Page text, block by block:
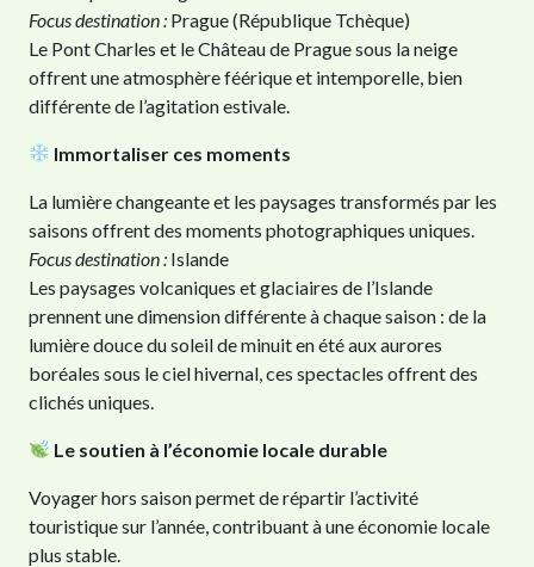
Focus destination : Prague (République Tchèque)
Le Pont Charles et le Château de Prague sous la neige
offrent une atmosphère féérique et intemporelle, bien
différente de l’agitation estivale.
Immortaliser ces moments
La lumière changeante et les paysages transformés par les
saisons offrent des moments photographiques uniques.
Focus destination : Islande
Les paysages volcaniques et glaciaires de l’Islande
prennent une dimension différente à chaque saison : de la
lumière douce du soleil de minuit en été aux aurores
boréales sous le ciel hivernal, ces spectacles offrent des
clichés uniques.
Le soutien à l’économie locale durable
Voyager hors saison permet de répartir l’activité
touristique sur l’année, contribuant à une économie locale
plus stable.